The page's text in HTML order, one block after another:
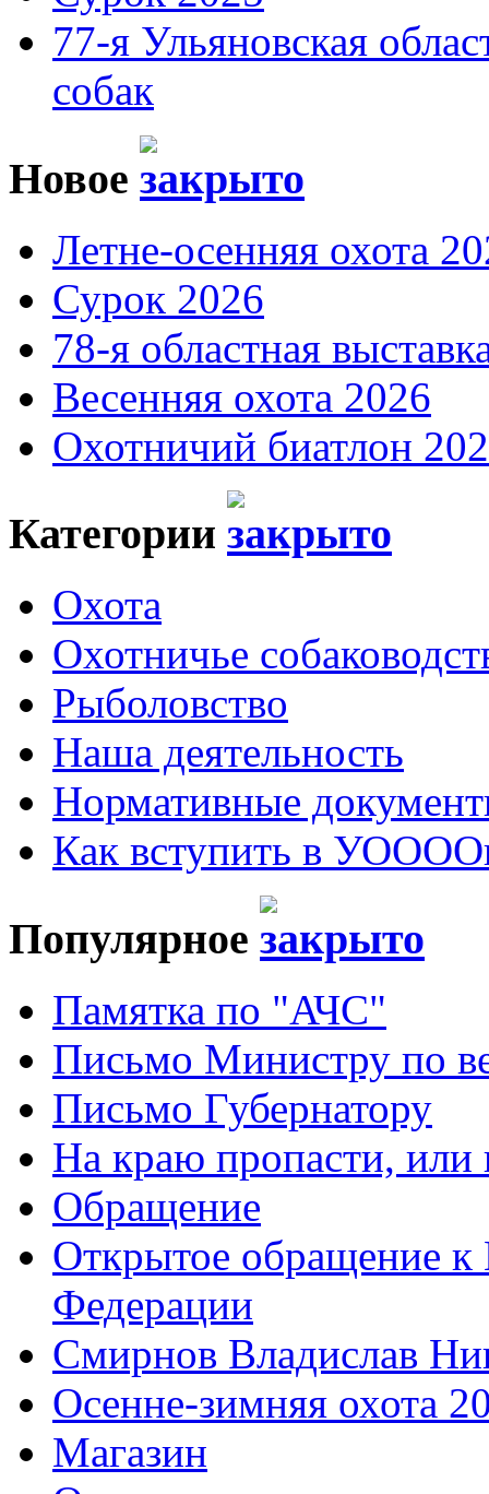
77-я Ульяновская
собак
Новое
Летне-осенняя охота
Сурок 2026
78-я областная
Весенняя охота 2026
Охотничий биатлон
Категории
Охота
Охотничье
Рыболовство
Наша деятельность
Нормативные
Как вступить в
Популярное
Памятка по "АЧС"
Письмо Министру по
Письмо Губернатору
На краю пропасти, или
Обращение
Открытое обращение к
Федерации
Смирнов Владислав
Осенне-зимняя охота
Магазин